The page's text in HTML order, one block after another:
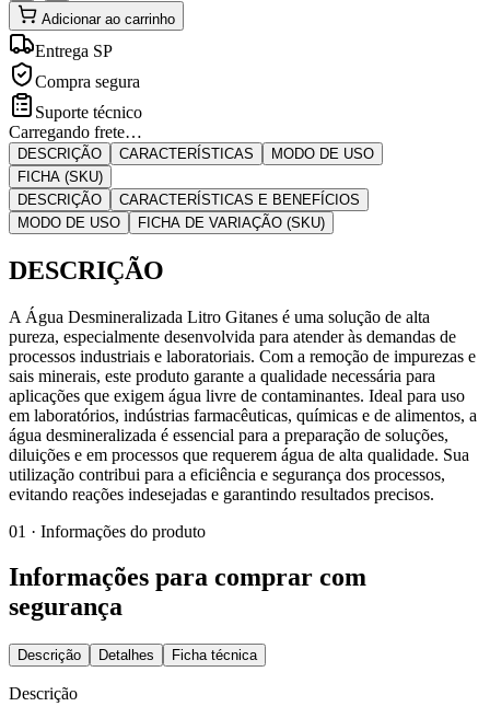
Adicionar ao carrinho
Entrega SP
Compra segura
Suporte técnico
Carregando frete…
DESCRIÇÃO CARACTERÍSTICAS
MODO DE USO
FICHA (SKU)
DESCRIÇÃO
CARACTERÍSTICAS E BENEFÍCIOS
MODO DE USO
FICHA DE VARIAÇÃO (SKU)
DESCRIÇÃO
A Água Desmineralizada Litro Gitanes é uma solução de alta
pureza, especialmente desenvolvida para atender às demandas de
processos industriais e laboratoriais. Com a remoção de impurezas e
sais minerais, este produto garante a qualidade necessária para
aplicações que exigem água livre de contaminantes. Ideal para uso
em laboratórios, indústrias farmacêuticas, químicas e de alimentos, a
água desmineralizada é essencial para a preparação de soluções,
diluições e em processos que requerem água de alta qualidade. Sua
utilização contribui para a eficiência e segurança dos processos,
evitando reações indesejadas e garantindo resultados precisos.
01 · Informações do produto
Informações para comprar com
segurança
Descrição Detalhes Ficha técnica
Descrição